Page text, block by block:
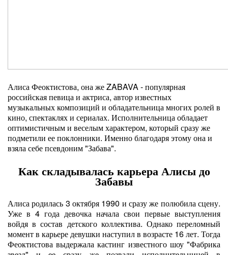
Алиса Феоктистова, она же ZABAVA - популярная
российская певица и актриса, автор известных
музыкальных композиций и обладательница многих ролей в
кино, спектаклях и сериалах. Исполнительница обладает
оптимистичным и веселым характером, который сразу же
подметили ее поклонники. Именно благодаря этому она и
взяла себе псевдоним "Забава".
Как складывалась карьера Алисы до
Забавы
Алиса родилась 3 октября 1990 и сразу же полюбила сцену.
Уже в 4 года девочка начала свои первые выступления
войдя в состав детского коллектива. Однако переломный
момент в карьере девушки наступил в возрасте 16 лет. Тогда
Феоктистова выдержала кастинг известного шоу "Фабрика